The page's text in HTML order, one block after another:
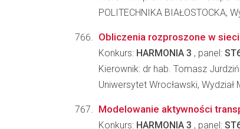
POLITECHNIKA BIAŁOSTOCKA,
Obliczenia rozproszone w
Konkurs: HARMONIA 3 , panel:
Kierownik: dr hab. Tomasz
Uniwersytet Wrocławski,
Modelowanie aktywności
Konkurs: HARMONIA 3 , panel: